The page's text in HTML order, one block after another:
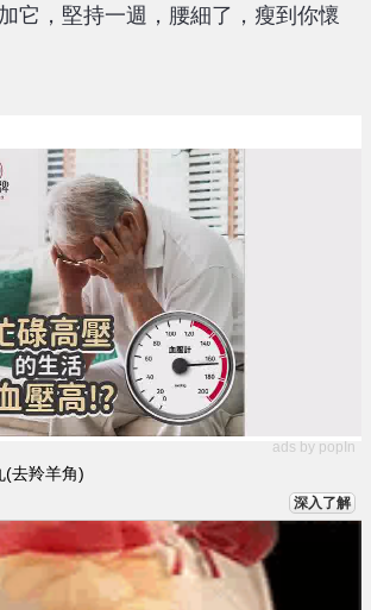
它，堅持一週，腰細了，瘦到你懷
ads by popIn
(去羚羊角)
深入了解